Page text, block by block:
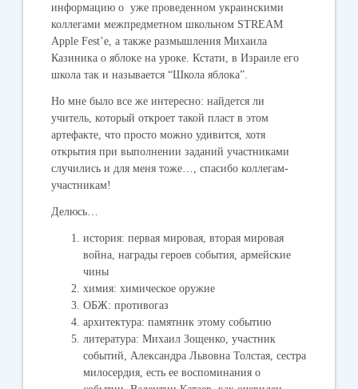
информацию о уже проведенном украинскими
коллегами межпредметном школьном STREAM
Apple Fest’е, а также размышления Михаила
Казиника о яблоке на уроке. Кстати, в Израиле его
школа так и называется “Школа яблока”.
Но мне было все же интересно: найдется ли
учитель, который откроет такой пласт в этом
артефакте, что просто можно удивится, хотя
открытия при выполнении заданий участниками
случились и для меня тоже…, спасибо коллегам-
участникам!
Делюсь…
история: первая мировая, вторая мировая
война, награды героев события, армейские
чины
химия: химическое оружие
ОБЖ: противогаз
архитектура: памятник этому событию
литература: Михаил Зощенко, участник
событий, Александра Львовна Толстая, сестра
милосердия, есть ее воспоминания о